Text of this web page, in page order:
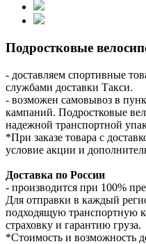
Подростковые
- доставляем спортивные
службами доставки Такси.
- возможен самовывоз в
кампаний. Подростковые
надежной транспортной
*При заказе товара с
условие акции и
Доставка по России
- производится при 100%
Для отправки в каждый
подходящую транспортную
страховку и гарантию груза.
*Стоимость и возможность